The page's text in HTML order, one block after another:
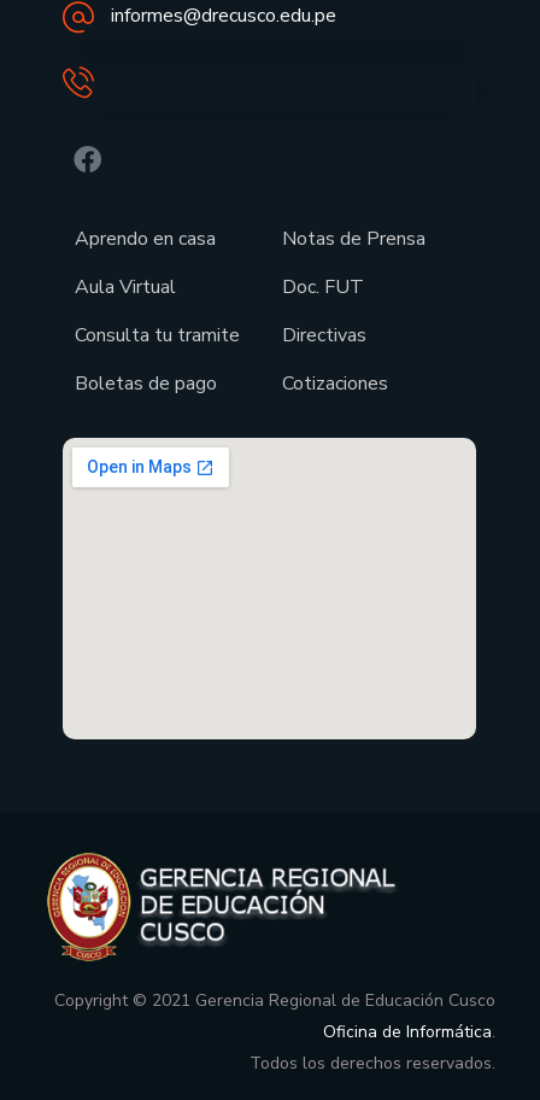
informes@drecusco.edu.pe
Aprendo en casa
Aula Virtual
Consulta tu tramite
Boletas de pago
Notas de Prensa
Doc. FUT
Directivas
Cotizaciones
Copyright © 2021 Gerencia Regional de Educación Cusco
Oficina de Informática.
Todos los derechos reservados.